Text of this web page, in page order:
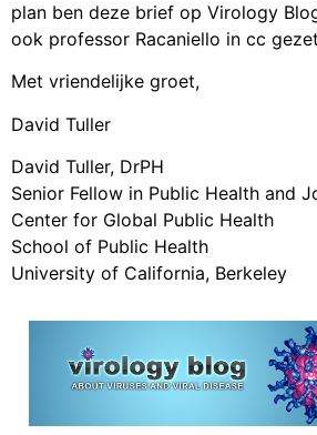
plan ben deze brief op Virology
ook professor Racaniello in cc
Met vriendelijke groet,
David Tuller
David Tuller, DrPH
Senior Fellow in Public Health and
Center for Global Public Health
School of Public Health
University of California, Berkeley